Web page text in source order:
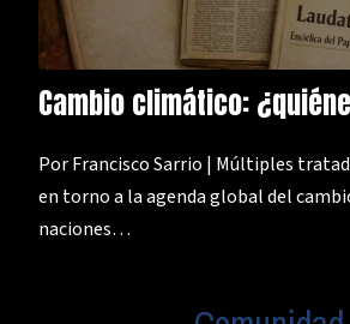
Cambio climático:
Por Francisco Sarrio | Múltiples
en torno a la agenda global del
naciones…